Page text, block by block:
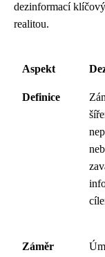
dezinformací
realitou.
Aspekt
Definice
Záměr